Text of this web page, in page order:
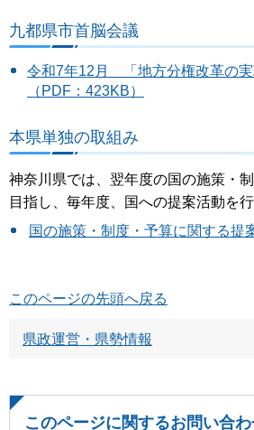
九都県市首脳会議
令和7年12月 「地方分権改革の実
（PDF：423KB）
本県単独の取組み
神奈川県では、翌年度の国の施策・
目指し、毎年度、国への提案活動を行
国の施策・制度・予算に関する提
このページの先頭へ戻る
県政運営・県勢情報
このページに関するお問い合